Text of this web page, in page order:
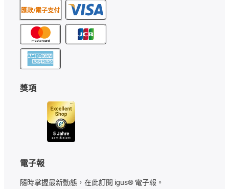
匯款/電子支付
獎項
電子報
隨時掌握最新動態，在此訂閱 igus® 電子報。